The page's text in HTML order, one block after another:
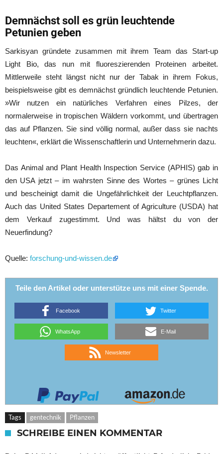
Demnächst soll es grün leuchtende
Petunien geben
Sarkisyan gründete zusammen mit ihrem Team das Start-up
Light Bio, das nun mit fluoreszierenden Proteinen arbeitet.
Mittlerweile steht längst nicht nur der Tabak in ihrem Fokus,
beispielsweise gibt es demnächst gründlich leuchtende Petunien.
»Wir nutzen ein natürliches Verfahren eines Pilzes, der
normalerweise in tropischen Wäldern vorkommt, und übertragen
das auf Pflanzen. Sie sind völlig normal, außer dass sie nachts
leuchten«, erklärt die Wissenschaftlerin und Unternehmerin dazu.
Das Animal and Plant Health Inspection Service (APHIS) gab in
den USA jetzt – im wahrsten Sinne des Wortes – grünes Licht
und bescheinigt damit die Ungefährlichkeit der Leuchtpflanzen.
Auch das United States Departement of Agriculture (USDA) hat
dem Verkauf zugestimmt. Und was hältst du von der
Neuerfindung?
Quelle: forschung-und-wissen.de
Teile den Artikel oder unterstütze uns mit einer Spende.
Facebook Twitter
WhatsApp E-Mail
Newsletter
Tags gentechnik Pflanzen
SCHREIBE EINEN KOMMENTAR